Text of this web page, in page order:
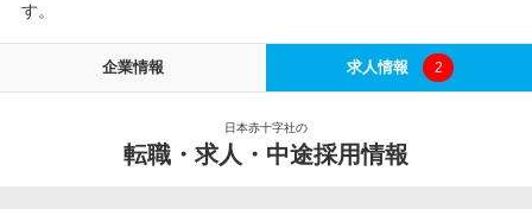
す。
企業情報 求人情報 2
日本赤十字社の
転職・求人・中途採用情報